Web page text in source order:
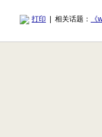
打印 | 相关话题：